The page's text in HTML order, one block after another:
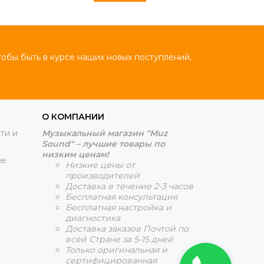
быть в курсе наших новых поступлений,
и
О КОМПАНИИ
Музыкальный магазин "Muz
Sound" – лучшие товары по
низким ценам!
Низкие цены от
производителей
Доставка в течение 2-3 часов
Бесплатная консультация
Бесплатная настройка и
диагностика
Доставка заказов Почтой по
всей Стране за 5-15 дней
Только оригинальная и
сертифицированная